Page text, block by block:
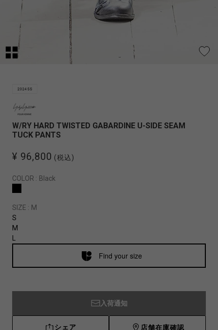
W/RY HARD TWISTED GABARDINE U-SIDE SEAM
TUCK PANTS
¥ 96,800 (税込)
COLOR : Black
SIZE : M
S
M
Find your size
入荷通知
シェア 店舗在庫確認